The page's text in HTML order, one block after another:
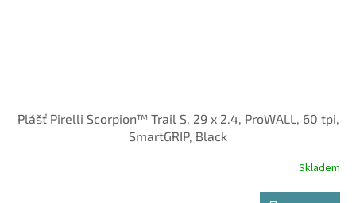
Plášť Pirelli Scorpion™ Trail S, 29 x 2.4, ProWALL, 60 tpi,
SmartGRIP, Black
Skladem